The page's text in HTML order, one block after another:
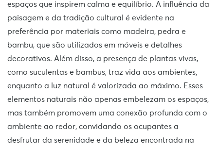
espaços que inspirem calma e equilíbrio. A influência da
paisagem e da tradição cultural é evidente na
preferência por materiais como madeira, pedra e
bambu, que são utilizados em móveis e detalhes
decorativos. Além disso, a presença de plantas vivas,
como suculentas e bambus, traz vida aos ambientes,
enquanto a luz natural é valorizada ao máximo. Esses
elementos naturais não apenas embelezam os espaços,
mas também promovem uma conexão profunda com o
ambiente ao redor, convidando os ocupantes a
desfrutar da serenidade e da beleza encontrada na